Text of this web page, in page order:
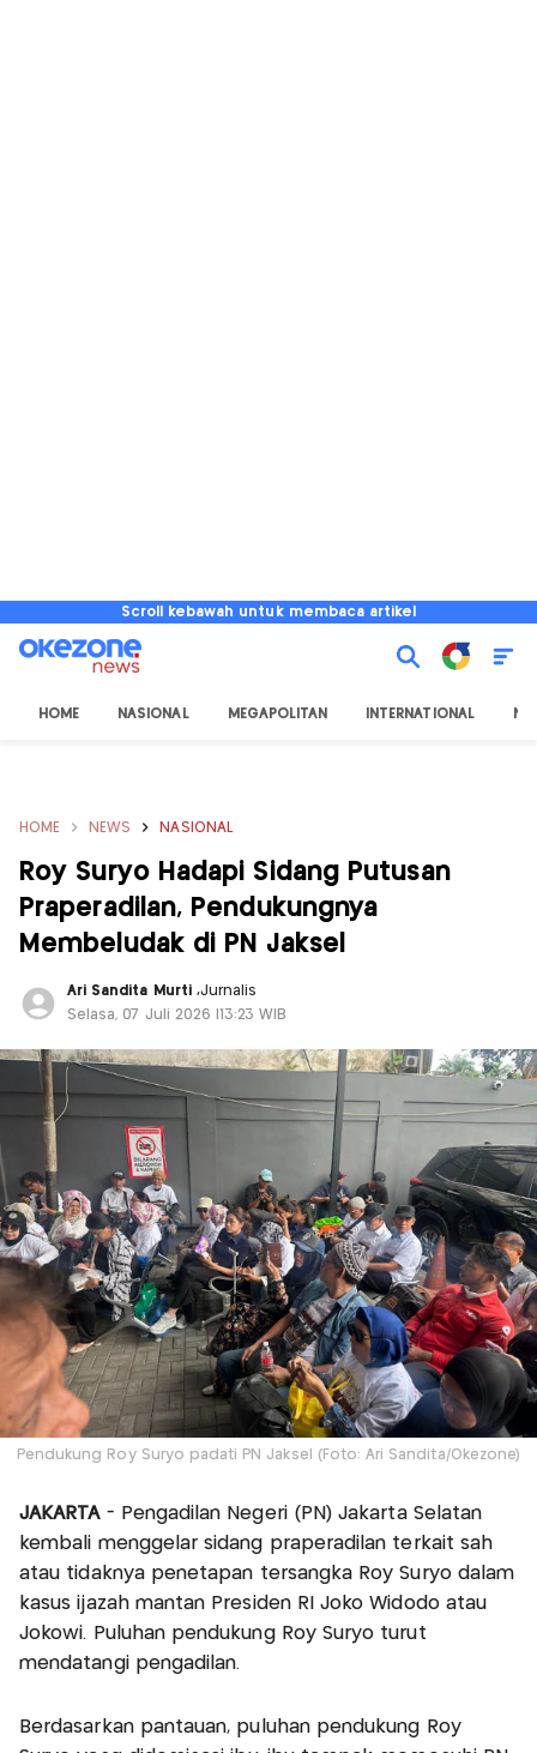
Scroll kebawah untuk membaca artikel
HOME NASIONAL MEGAPOLITAN INTERNATIONAL
HOME NEWS NASIONAL
Roy Suryo Hadapi Sidang Putusan
Praperadilan, Pendukungnya
Membeludak di PN Jaksel
Ari Sandita Murti ,Jurnalis
Selasa, 07 Juli 2026 |13:23 WIB
Pendukung Roy Suryo padati PN Jaksel (Foto: Ari Sandita/Okezone)
JAKARTA- Pengadilan Negeri (PN) Jakarta Selatan
kembali menggelar sidang praperadilan terkait sah
atau tidaknya penetapan tersangka Roy Suryo dalam
kasus ijazah mantan Presiden RI Joko Widodo atau
Jokowi. Puluhan pendukung Roy Suryo turut
mendatangi pengadilan.
Berdasarkan pantauan, puluhan pendukung Roy